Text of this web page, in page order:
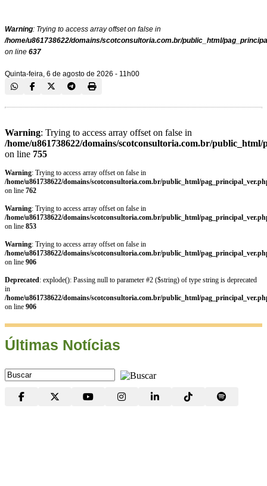
Warning: Trying to access array offset on false in
/home/u861738622/domains/scotconsultoria.com.br/public_html/
on line 637
Quinta-feira, 6 de agosto de 2026 - 11h00
Warning: Trying to access array offset on false in
/home/u861738622/domains/scotconsultoria.com.br/
on line 755
Warning: Trying to access array offset on false in
/home/u861738622/domains/scotconsultoria.com.br/public_html/
on line 762
Warning: Trying to access array offset on false in
/home/u861738622/domains/scotconsultoria.com.br/public_html/
on line 853
Warning: Trying to access array offset on false in
/home/u861738622/domains/scotconsultoria.com.br/public_html/
on line 906
Deprecated: explode(): Passing null to parameter #2 ($string) of type string is deprecated
in
/home/u861738622/domains/scotconsultoria.com.br/public_html/
on line 906
Últimas Notícias